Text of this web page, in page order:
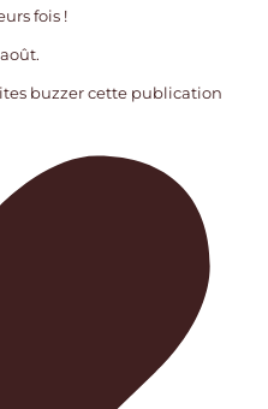
fois !
buzzer cette publication